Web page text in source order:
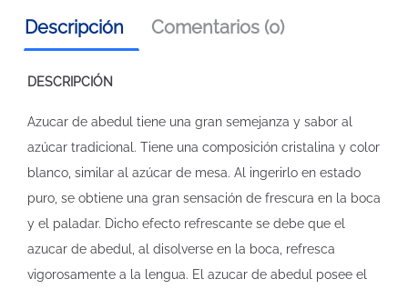
Descripción Comentarios (0)
DESCRIPCIÓN
Azucar de abedul tiene una gran semejanza y sabor al
azúcar tradicional. Tiene una composición cristalina y color
blanco, similar al azúcar de mesa. Al ingerirlo en estado
puro, se obtiene una gran sensación de frescura en la boca
y el paladar. Dicho efecto refrescante se debe que el
azucar de abedul, al disolverse en la boca, refresca
vigorosamente a la lengua. El azucar de abedul posee el